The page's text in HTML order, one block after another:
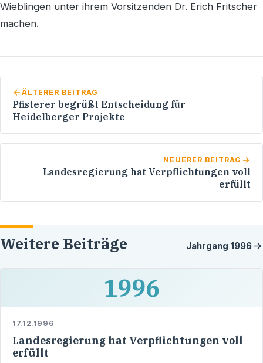
Wieblingen unter ihrem Vorsitzenden Dr. Erich Fritscher
machen.
ÄLTERER BEITRAG
Pfisterer begrüßt Entscheidung für
Heidelberger Projekte
NEUERER BEITRAG
Landesregierung hat Verpflichtungen voll
erfüllt
Weitere Beiträge Jahrgang 1996
1996
17.12.1996
Landesregierung hat Verpflichtungen voll
erfüllt